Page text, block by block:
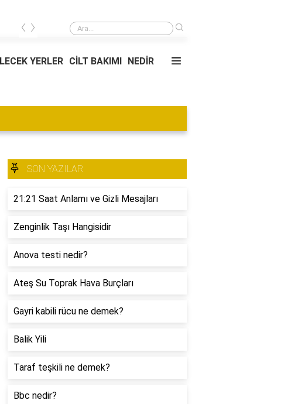
Psikologlar Hangi Tavsiyelerde Bulunur?
‹ ›
YERLER CİLT BAKIMI NEDİR
SON YAZILAR
21:21 Saat Anlamı ve Gizli Mesajları
Zenginlik Taşı Hangisidir
Anova testi nedir?
Ateş Su Toprak Hava Burçları
Gayri kabili rücu ne demek?
Balik Yili
Taraf teşkili ne demek?
Bbc nedir?